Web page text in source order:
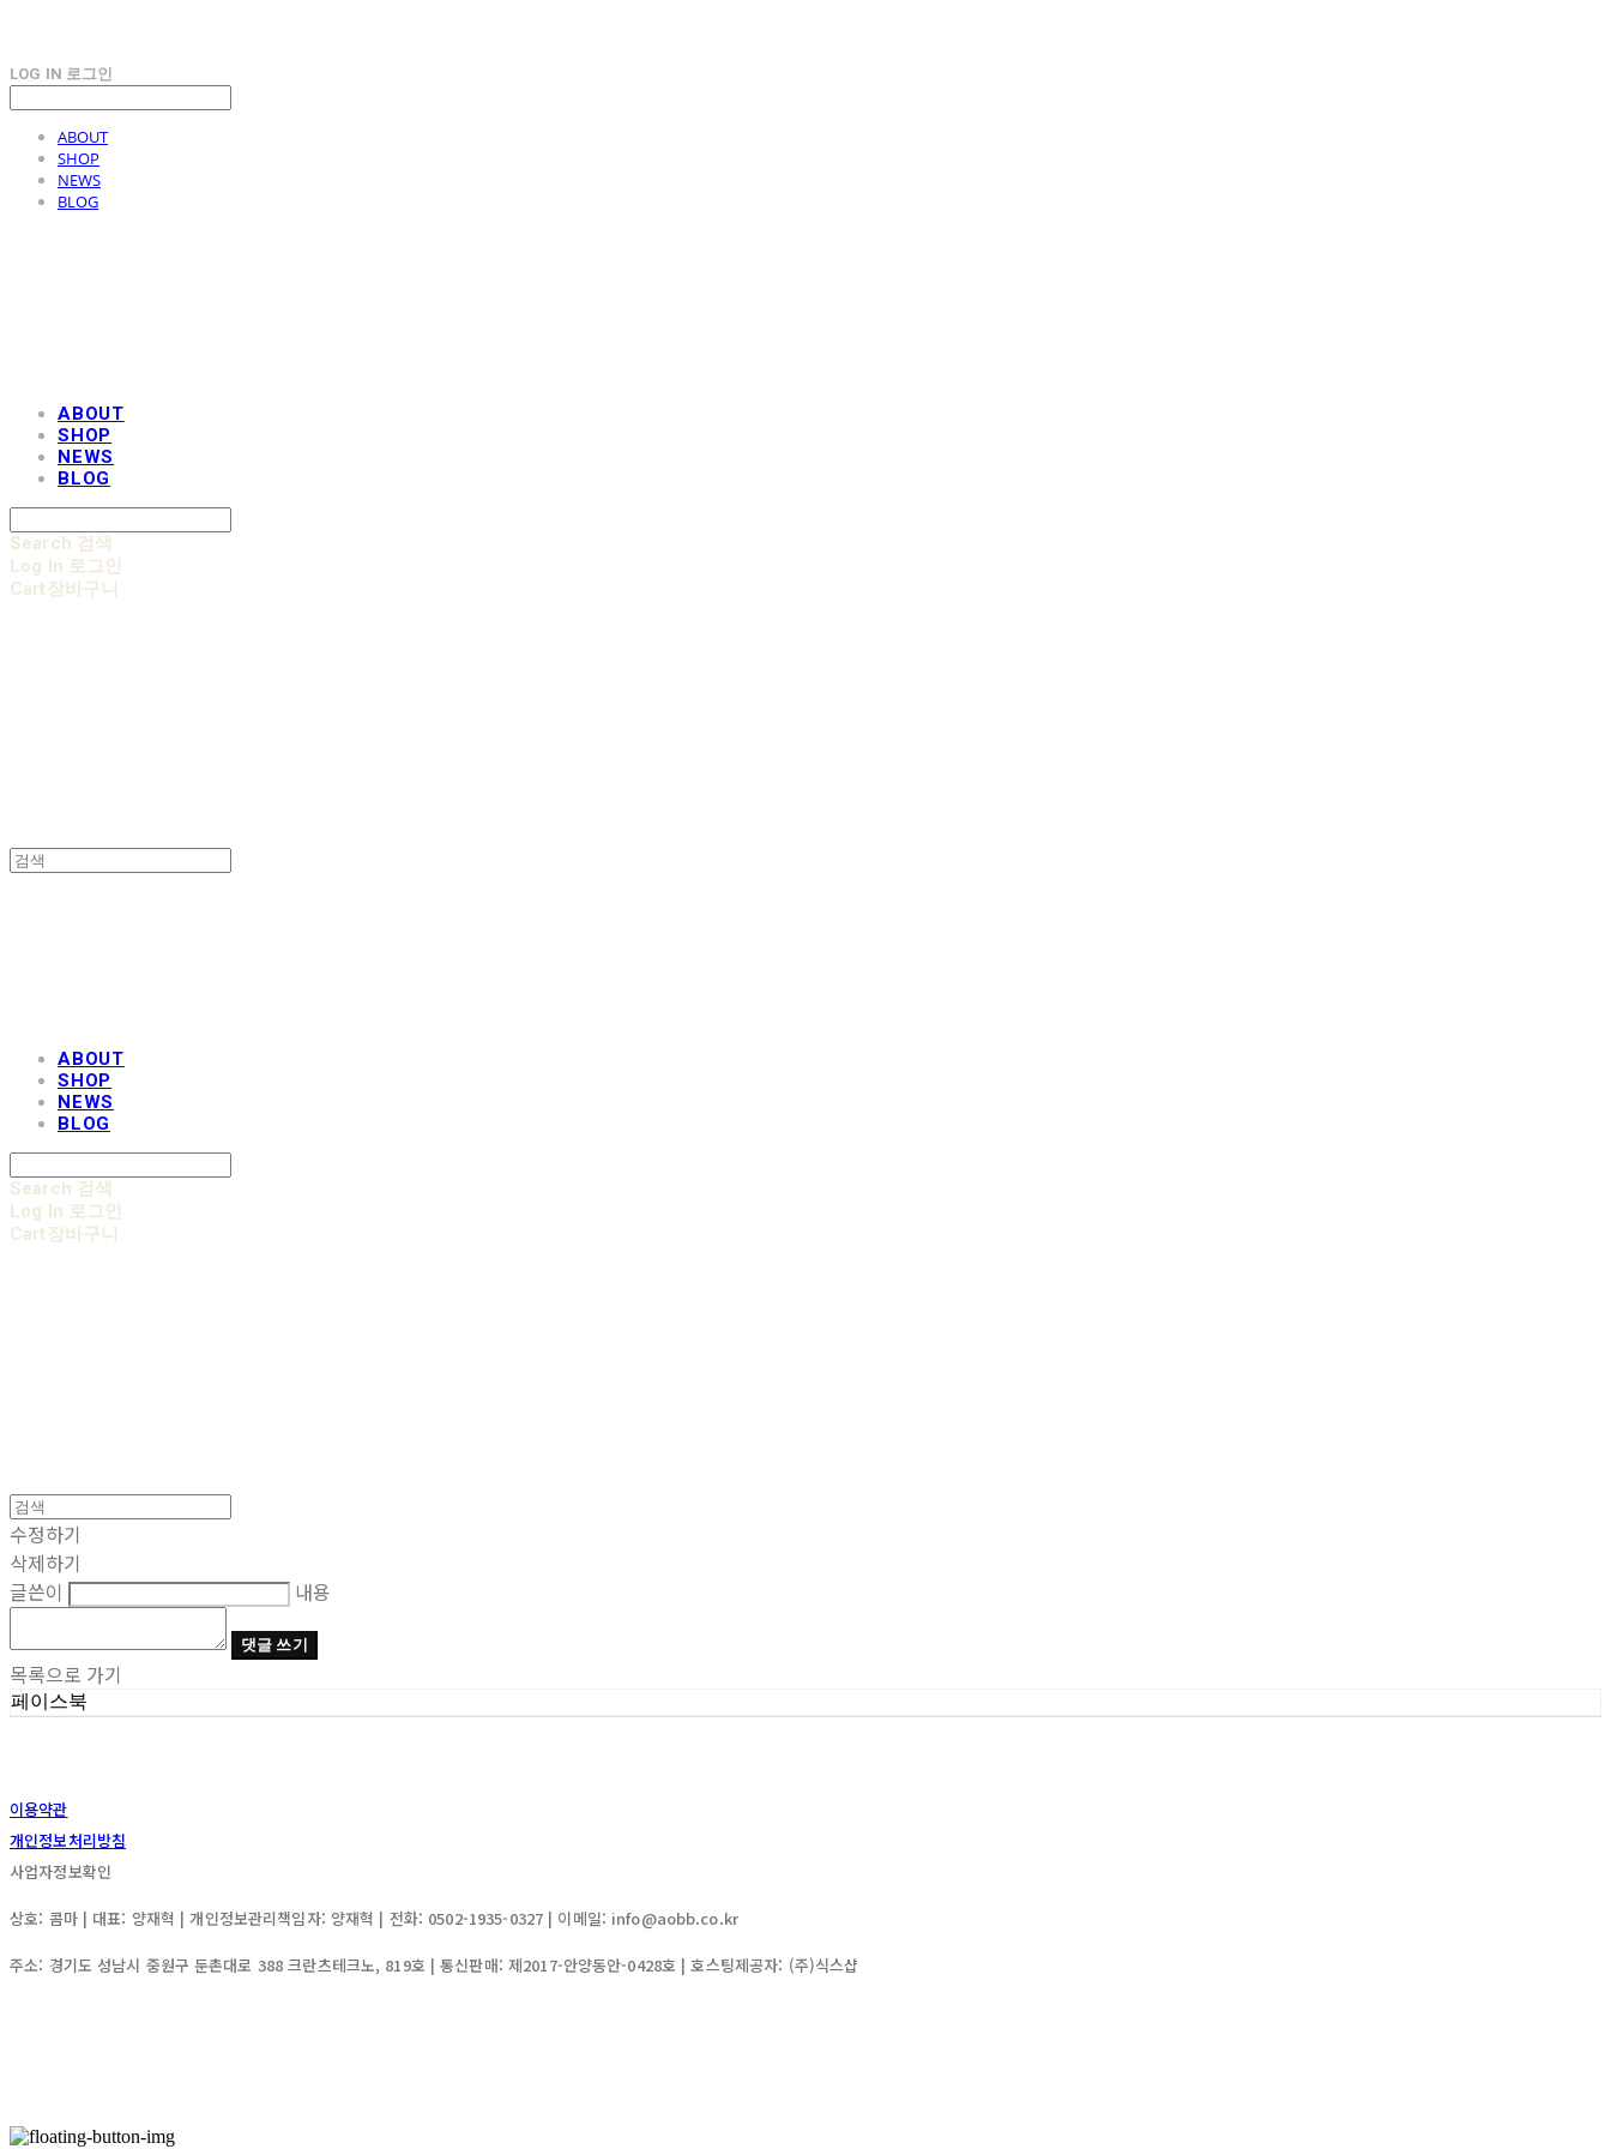
LOG IN 로그인
ABOUT
SHOP
NEWS
BLOG
ABOUT
SHOP
NEWS
BLOG
Search 검색
Log In 로그인
Cart장바구니
ABOUT
SHOP
NEWS
BLOG
Search 검색
Log In 로그인
Cart장바구니
수정하기
삭제하기
글쓴이
내용
댓글 쓰기
목록으로 가기
페이스북
이용약관
개인정보처리방침
사업자정보확인
상호: 콤마 | 대표: 양재혁 | 개인정보관리책임자: 양재혁 | 전화: 0502-1935-0327 | 이메일: info@aobb.co.kr
주소: 경기도 성남시 중원구 둔촌대로 388 크란츠테크노, 819호 | 통신판매: 제2017-안양동안-0428호 | 호스팅제공자: (주)식스샵